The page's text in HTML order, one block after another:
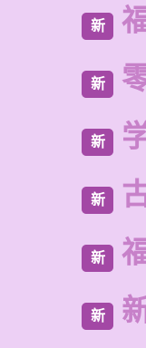
新
新
新
新
新
新